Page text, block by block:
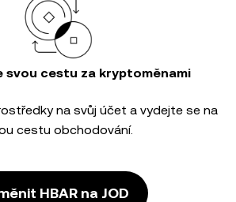
cestu za kryptoměnami
na svůj účet a vydejte se na
cestu obchodování.
HBAR na JOD